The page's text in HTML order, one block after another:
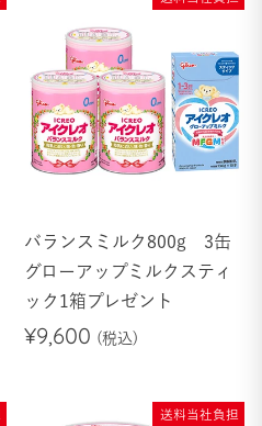
格
バランスミルク800g 3缶
グローアップミルクスティ
ック1箱プレゼント
¥9,600
送料当社負担